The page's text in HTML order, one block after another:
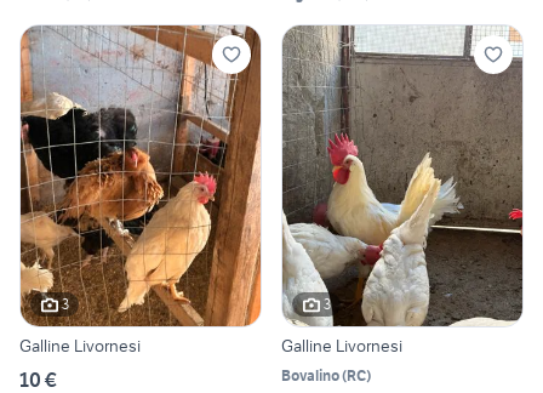
3
Galline Livornesi
10 €
3
Galline Livornesi
Bovalino(RC)